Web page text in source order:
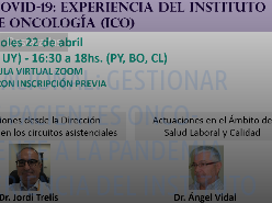
Destacadas
GESTIONAR
ONCO-
A LA PANDEMIA
DEL INSTITUTO